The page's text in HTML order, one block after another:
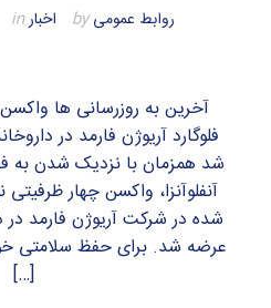
روابط عمومیby اخبارin
آخرین به روزرسانی ها
فلوگارد آریوژن فارمد در
شد همزمان با نزدیک شدن به
آنفلوآنزا، واکسن چهار ظرفیتی
شده در شرکت آریوژن فارمد در
عرضه شد. برای حفظ سلامتی
[…]